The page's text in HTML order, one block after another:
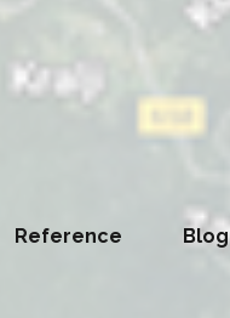
Reference Blog